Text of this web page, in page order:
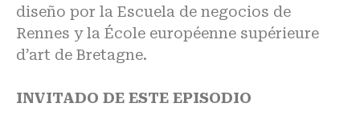
diseño por la Escuela de negocios de
Rennes y la École européenne supérieure
d’art de Bretagne.
INVITADO DE ESTE EPISODIO